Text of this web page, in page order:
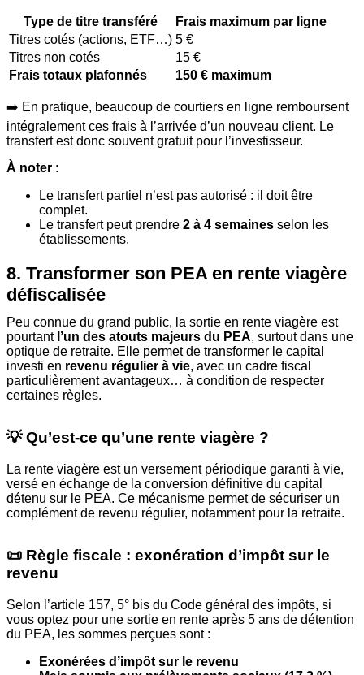
Type de titre transféré
Frais maximum par ligne
Titres cotés (actions, ETF…) 5 €
Titres non cotés
15 €
Frais totaux plafonnés
150 € maximum
➡️ En pratique, beaucoup de courtiers en ligne remboursent
intégralement ces frais à l’arrivée d’un nouveau client. Le
transfert est donc souvent gratuit pour l’investisseur.
À noter :
Le transfert partiel n’est pas autorisé : il doit être
complet.
Le transfert peut prendre 2 à 4 semaines selon les
établissements.
8. Transformer son PEA en rente viagère
défiscalisée
Peu connue du grand public, la sortie en rente viagère est
pourtant l’un des atouts majeurs du PEA, surtout dans une
optique de retraite. Elle permet de transformer le capital
investi en revenu régulier à vie, avec un cadre fiscal
particulièrement avantageux… à condition de respecter
certaines règles.
💡 Qu’est-ce qu’une rente viagère ?
La rente viagère est un versement périodique garanti à vie,
versé en échange de la conversion définitive du capital
détenu sur le PEA. Ce mécanisme permet de sécuriser un
complément de revenu régulier, notamment pour la retraite.
📜 Règle fiscale : exonération d’impôt sur le
revenu
Selon l’article 157, 5° bis du Code général des impôts, si
vous optez pour une sortie en rente après 5 ans de détention
du PEA, les sommes perçues sont :
Exonérées d’impôt sur le revenu